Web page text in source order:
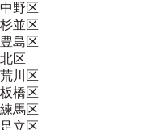
中野区
杉並区
豊島区
北区
荒川区
板橋区
練馬区
足立区